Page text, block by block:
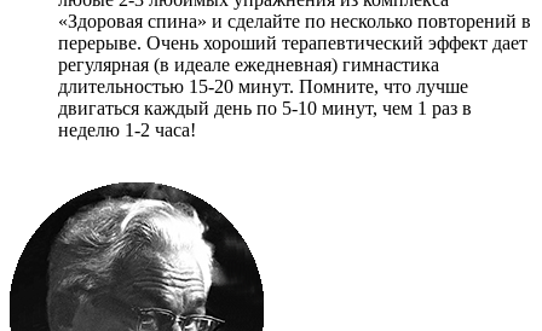
«Здоровая спина» и сделайте по несколько повторений в
перерыве. Очень хороший терапевтический эффект дает
регулярная (в идеале ежедневная) гимнастика
длительностью 15-20 минут. Помните, что лучше
двигаться каждый день по 5-10 минут, чем 1 раз в
неделю 1-2 часа!